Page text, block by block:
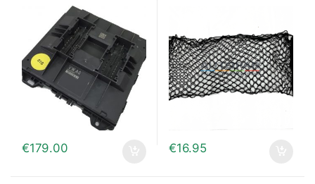
€179.00 €16.95